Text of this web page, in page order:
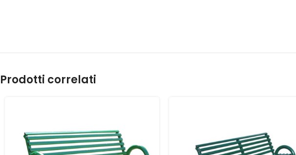
Prodotti correlati